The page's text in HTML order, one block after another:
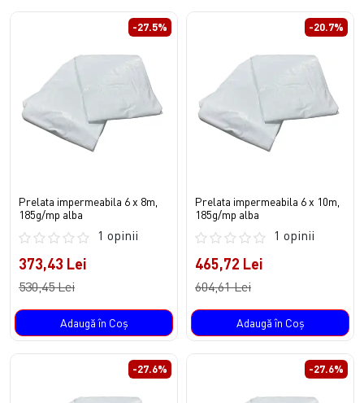
-27.5%
Prelata impermeabila 6 x 8m,
185g/mp alba
1 opinii
373,43 Lei
530,45 Lei
Adaugă în Coş
-20.7%
Prelata impermeabila 6 x 10m,
185g/mp alba
1 opinii
465,72 Lei
604,61 Lei
Adaugă în Coş
-27.6% -27.6%